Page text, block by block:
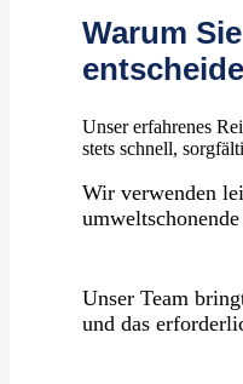
zufriedene Kunden
Warum
Unser erfahrenes
stets schnell,
Wir verwenden
Unser Team
und das